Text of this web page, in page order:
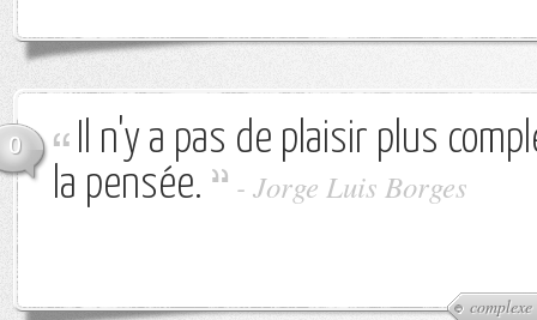
0
Il n'y a pas de plaisir plus
la pensée.
- Jorge Luis Borges
complexe